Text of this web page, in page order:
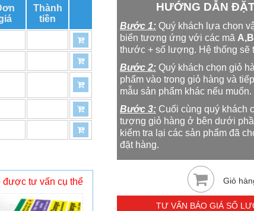
Thành
tiền
được tư vấn cụ thể
HƯỚNG DẪN
Bước 1: Quý khách lựa chọn
biển tương ứng với các mã
thước + số lượng. Hệ thống sẽ
Bước 2: Quý khách chọn giỏ
phẩm vào trong giỏ hàng và
mẫu sản phẩm khác nếu muốn.
Bước 3: Cuối cùng quý khách
tượng giỏ hàng ở bên dưới
kiểm tra lại các sản phẩm đã
đặt hàng.
Giỏ
TƯ VẤN BÁO GIÁ SỐ